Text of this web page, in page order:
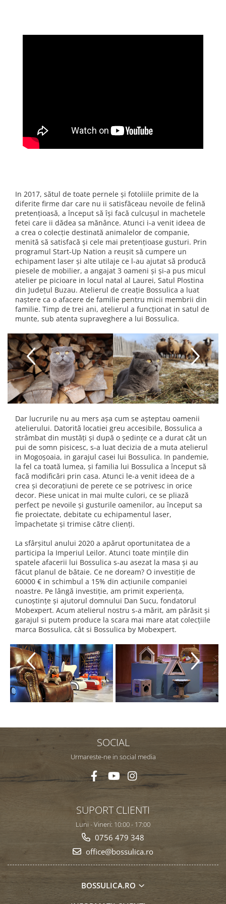
Moto Lover (Diverse Modele)
Panouri Decorative Exotice
Panouri Decorative Geometrice
Oglinzi Decorative
Oglinda Perete (Diverse Modele)
Oglinda Suspendata + Curea
In 2017, sătul de toate pernele și fotoliile primite de la
diferite firme dar care nu ii satisfăceau nevoile de felină
pretențioasă, a început să își facă culcușul in machetele
fetei care ii dădea sa mănânce. Atunci i-a venit ideea de
a crea o colecție destinată animalelor de companie,
menită să satisfacă și cele mai pretențioase gusturi. Prin
programul Start-Up Nation a reușit să cumpere un
echipament laser și alte utilaje ce l-au ajutat să producă
piesele de mobilier, a angajat 3 oameni și și-a pus micul
atelier pe picioare in locul natal al Laurei, Satul Plostina
din Județul Buzau. Atelierul de creație Bossulica a luat
naștere ca o afacere de familie pentru micii membrii din
familie. Timp de trei ani, atelierul a funcționat in satul de
munte, sub atenta supraveghere a lui Bossulica.
Dar lucrurile nu au mers așa cum se așteptau oamenii
atelierului. Datorită locatiei greu accesibile, Bossulica a
strâmbat din mustăți și după o ședințe ce a durat cât un
pui de somn pisicesc, s-a luat decizia de a muta atelierul
in Mogoșoaia, in garajul casei lui Bossulica. In pandemie,
la fel ca toată lumea, și familia lui Bossulica a început să
facă modificări prin casa. Atunci le-a venit ideea de a
crea și decorațiuni de perete ce se potrivesc in orice
decor. Piese unicat in mai multe culori, ce se pliază
perfect pe nevoile și gusturile oamenilor, au început sa
fie proiectate, debitate cu echipamentul laser,
împachetate și trimise către clienți.
La sfârșitul anului 2020 a apărut oportunitatea de a
participa la Imperiul Leilor. Atunci toate mințile din
spatele afacerii lui Bossulica s-au asezat la masa și au
făcut planul de bătaie. Ce ne doream? O investiție de
60000 € in schimbul a 15% din acțiunile companiei
noastre. Pe lângă investiție, am primit experiența,
cunoștințe și ajutorul domnului Dan Sucu, fondatorul
Mobexpert. Acum atelierul nostru s-a mărit, am părăsit și
garajul si putem produce la scara mai mare atat colecțiile
marca Bossulica, cât si Bossulica by Mobexpert.
SOCIAL
Urmareste-ne in social media
SUPORT CLIENTI
Luni - Vineri: 10:00 - 17:00
0756 479 348
office@bossulica.ro
BOSSULICA.RO